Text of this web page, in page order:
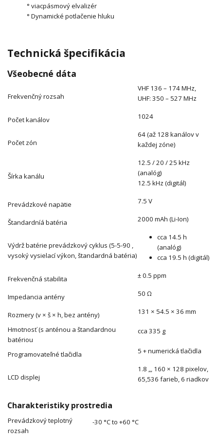
° viacpásmový elvalizér
° Dynamické potlačenie hluku
Technická špecifikácia
Všeobecné dáta
Frekvenčný rozsah
VHF 136 – 174 MHz,
UHF: 350 – 527 MHz
Počet kanálov 1024
Počet zón
64 (až 128 kanálov v
každej zóne)
Šírka kanálu
12.5 / 20 / 25 kHz
(analóg)
12.5 kHz (digitál)
Prevádzkové napätie 7.5 V
Štandardníá batéria 2000 mAh (Li-Ion)
Výdrž batérie prevádzkový cyklus (5-5-90 ,
vysoký vysielací výkon, štandardná batéria)
cca 14.5 h
(analóg)
cca 19.5 h (digitál)
Frekvenčná stabilita ± 0.5 ppm
Impedancia antény 50 Ω
Rozmery (v × š × h, bez antény) 131 × 54.5 × 36 mm
Hmotnosť (s anténou a štandardnou
batériou
cca 335 g
Programovateľné tlačidla 5 + numerická tlačidla
LCD displej
1.8 „, 160 × 128 pixelov,
65,536 farieb, 6 riadkov
Charakteristiky prostredia
Prevádzkový teplotný
rozsah
-30 °C to +60 °C